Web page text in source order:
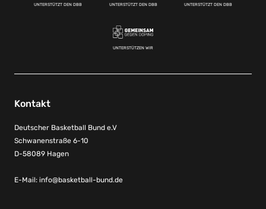
UNTERSTÜTZT DEN DBB UNTERSTÜTZT DEN DBB UNTERSTÜTZT DEN DBB
UNTERSTÜTZEN WIR
Kontakt
Deutscher Basketball Bund e.V
Schwanenstraße 6-10
D-58089 Hagen
E-Mail: info@basketball-bund.de